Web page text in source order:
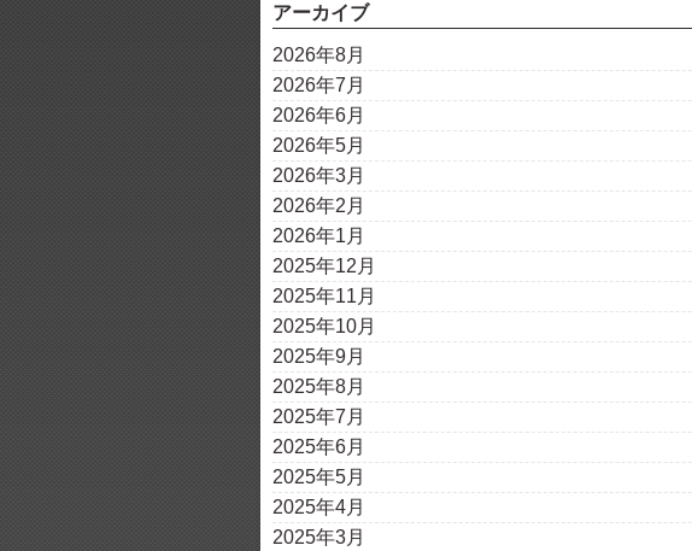
アーカイブ
2026年8月
2026年7月
2026年6月
2026年5月
2026年3月
2026年2月
2026年1月
2025年12月
2025年11月
2025年10月
2025年9月
2025年8月
2025年7月
2025年6月
2025年5月
2025年4月
2025年3月